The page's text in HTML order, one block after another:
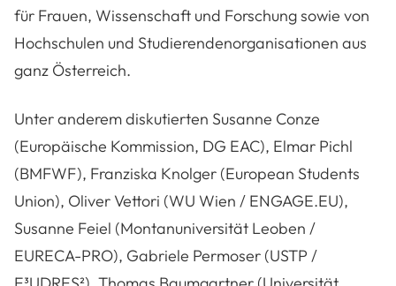
für Frauen, Wissenschaft und Forschung sowie von
Hochschulen und Studierendenorganisationen aus
ganz Österreich.
Unter anderem diskutierten Susanne Conze
(Europäische Kommission, DG EAC), Elmar Pichl
(BMFWF), Franziska Knolger (European Students
Union), Oliver Vettori (WU Wien / ENGAGE.EU),
Susanne Feiel (Montanuniversität Leoben /
EURECA-PRO), Gabriele Permoser (USTP /